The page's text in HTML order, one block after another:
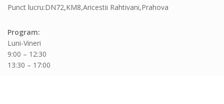
Punct lucru:DN72,KM8,Aricestii Rahtivani,Prahova
Program:
Luni-Vineri
9:00 – 12:30
13:30 – 17:00